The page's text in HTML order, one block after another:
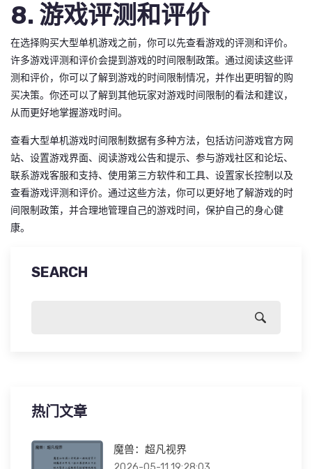
8. 游戏评测和评价
在选择购买大型单机游戏之前，你可以先查看游戏的评测和评价。
许多游戏评测和评价会提到游戏的时间限制政策。通过阅读这些评
测和评价，你可以了解到游戏的时间限制情况，并作出更明智的购
买决策。你还可以了解到其他玩家对游戏时间限制的看法和建议，
从而更好地掌握游戏时间。
查看大型单机游戏时间限制数据有多种方法，包括访问游戏官方网
站、设置游戏界面、阅读游戏公告和提示、参与游戏社区和论坛、
联系游戏客服和支持、使用第三方软件和工具、设置家长控制以及
查看游戏评测和评价。通过这些方法，你可以更好地了解游戏的时
间限制政策，并合理地管理自己的游戏时间，保护自己的身心健
康。
SEARCH
热门文章
魔兽：超凡视界